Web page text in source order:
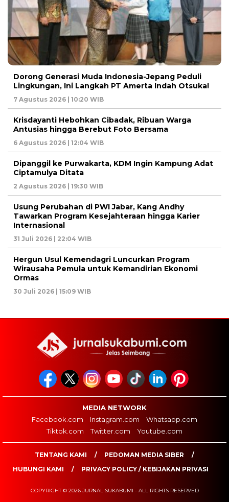
Dorong Generasi Muda Indonesia-Jepang Peduli
Lingkungan, Ini Langkah PT Amerta Indah Otsuka!
7 Agustus 2026 | 10:20 WIB
Krisdayanti Hebohkan Cibadak, Ribuan Warga
Antusias hingga Berebut Foto Bersama
6 Agustus 2026 | 12:04 WIB
Dipanggil ke Purwakarta, KDM Ingin Kampung Adat
Ciptamulya Ditata
2 Agustus 2026 | 19:30 WIB
Usung Perubahan di PWI Jabar, Kang Andhy
Tawarkan Program Kesejahteraan hingga Karier
Internasional
31 Juli 2026 | 22:04 WIB
Hergun Usul Kemendagri Luncurkan Program
Wirausaha Pemula untuk Kemandirian Ekonomi
Ormas
30 Juli 2026 | 15:09 WIB
MEDIA NETWORK
Facebook.com
Instagram.com
Whatsapp.com
Tiktok.com
Twitter.com Youtube.com
TENTANG KAMI
PEDOMAN MEDIA SIBER
HUBUNGI KAMI
PRIVACY POLICY / KEBIJAKAN PRIVASI
COPYRIGHT © 2026 JURNAL SUKABUMI - ALL RIGHTS RESERVED